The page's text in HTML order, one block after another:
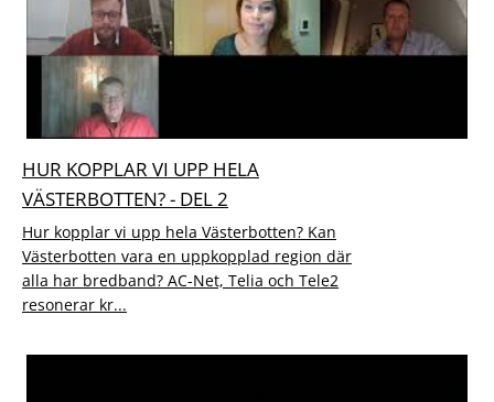
HUR KOPPLAR VI UPP HELA
VÄSTERBOTTEN? - DEL 2
Hur kopplar vi upp hela Västerbotten? Kan
Västerbotten vara en uppkopplad region där
alla har bredband? AC-Net, Telia och Tele2
resonerar kr...